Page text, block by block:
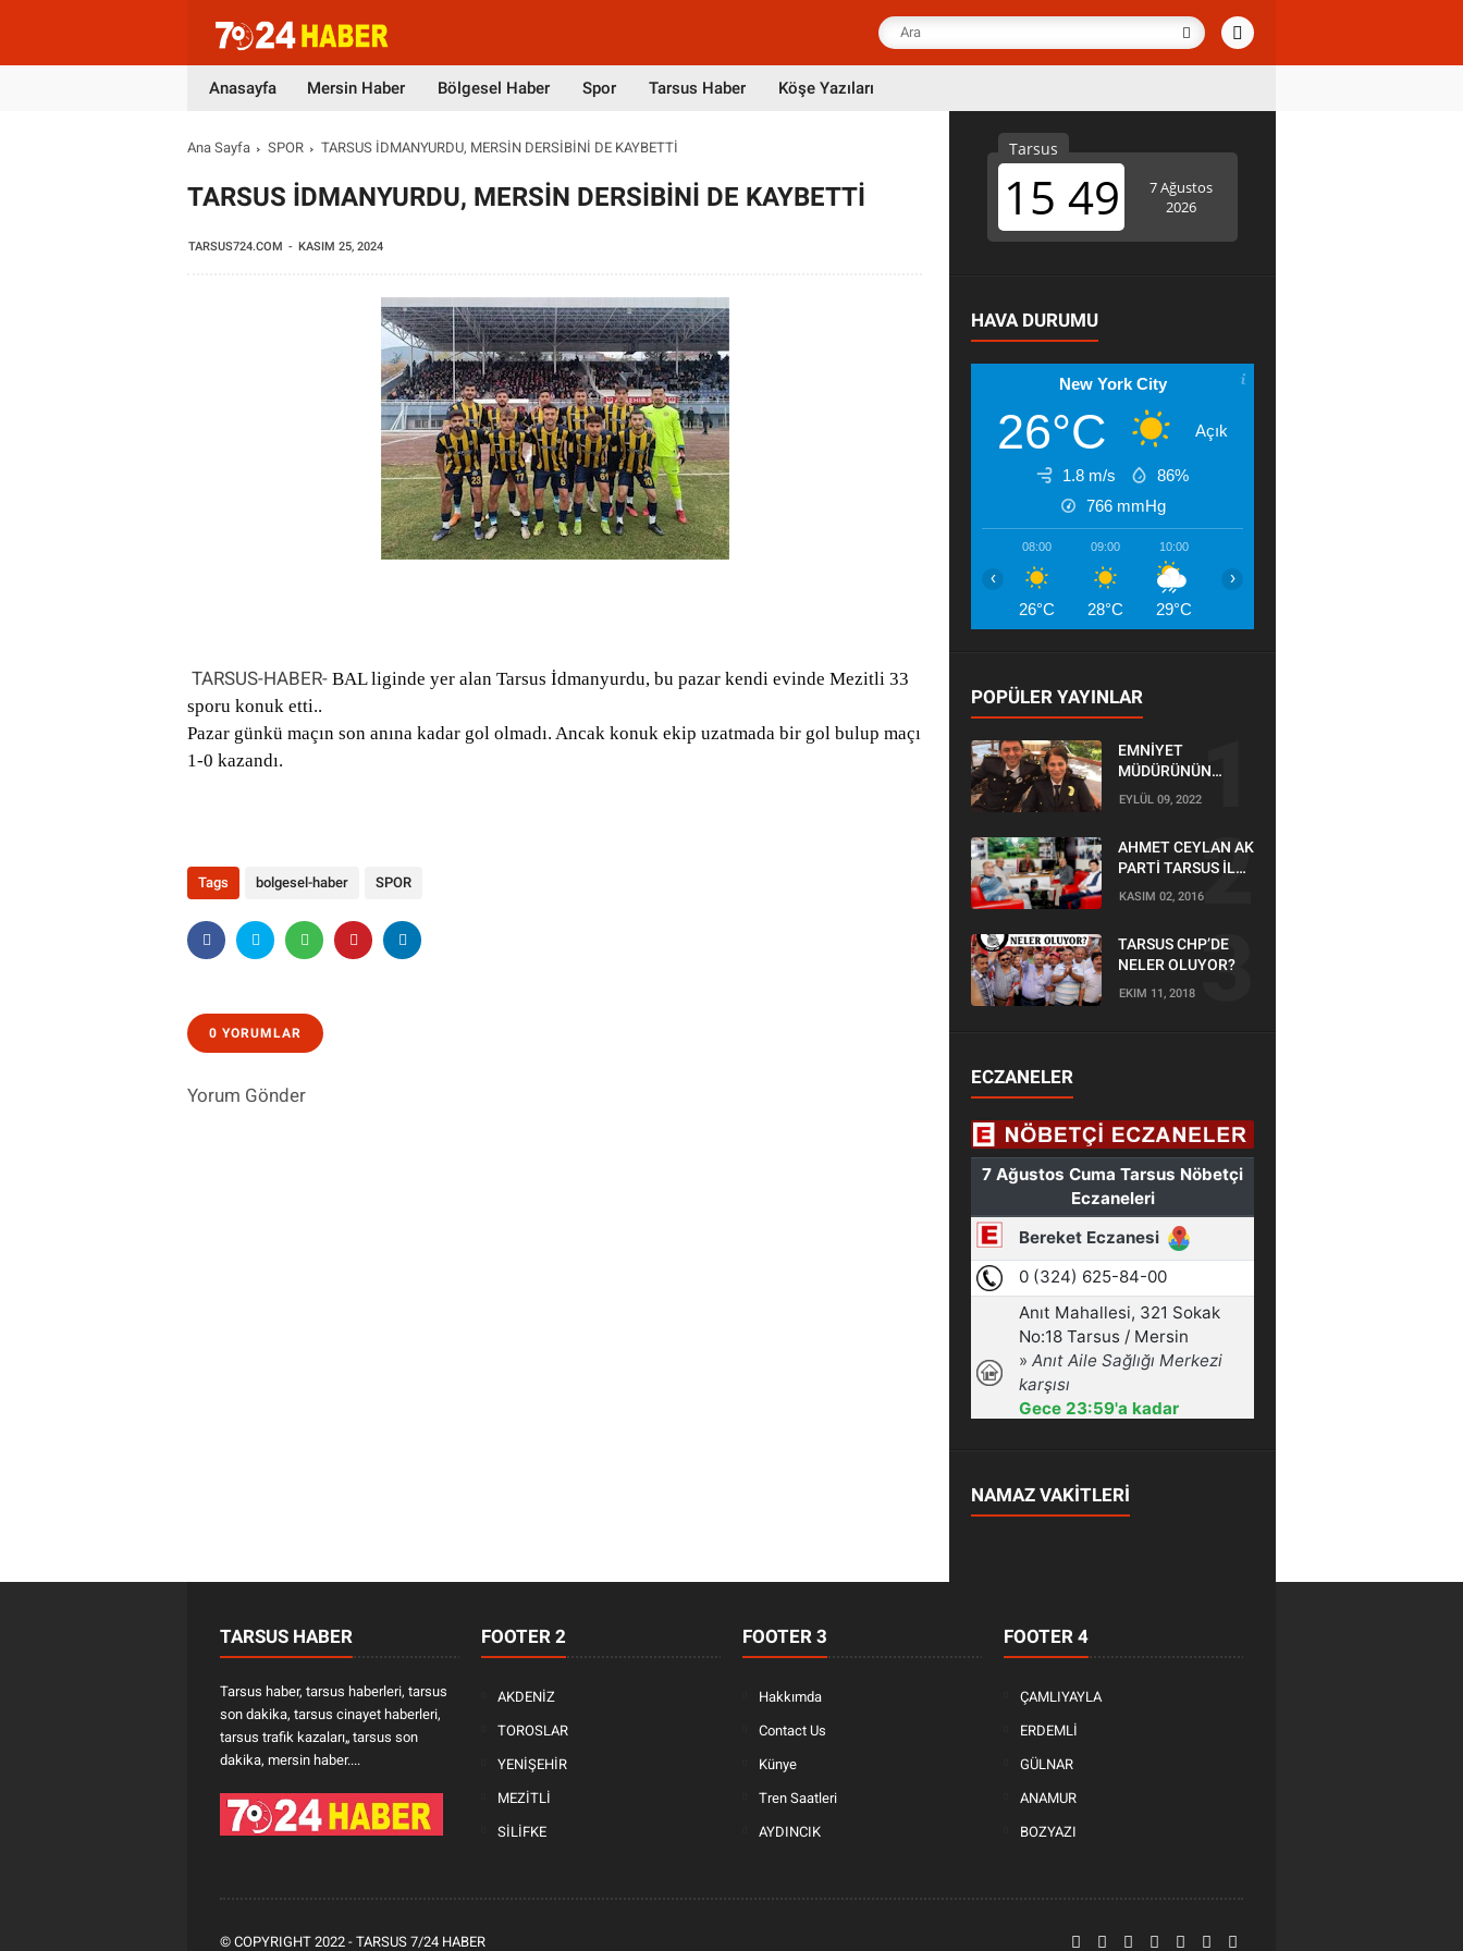
Anasayfa Mersin Haber Bölgesel Haber Spor Tarsus Haber Köşe Yazıları
Ana Sayfa SPOR TARSUS İDMANYURDU, MERSİN DERSİBİNİ DE KAYBETTİ
TARSUS İDMANYURDU, MERSİN DERSİBİNİ DE KAYBETTİ
TARSUS724.COM KASIM 25, 2024
TARSUS-HABER- BAL liginde yer alan Tarsus İdmanyurdu, bu pazar kendi evinde Mezitli 33
sporu konuk etti..
Pazar günkü maçın son anına kadar gol olmadı. Ancak konuk ekip uzatmada bir gol bulup maçı
1-0 kazandı.
Tags bolgesel-haber SPOR
0 YORUMLAR
Yorum Gönder
HAVA DURUMU
New York City
26°C Açık
1.8 m/s
86%
766 mmHg
08:00
26°C
09:00
28°C
10:00
29°C
‹ ›
POPÜLER YAYINLAR
EMNİYET
MÜDÜRÜNÜN
OĞLU KAZADA
EYLÜL 09, 2022
AHMET CEYLAN AK
PARTİ TARSUS İLÇE
BAŞKANLIĞI İÇİN
KASIM 02, 2016
TARSUS CHP’DE
NELER OLUYOR?
EKIM 11, 2018
ECZANELER
NAMAZ VAKİTLERİ
TARSUS HABER
Tarsus haber, tarsus haberleri, tarsus
son dakika, tarsus cinayet haberleri,
tarsus trafik kazaları„ tarsus son
dakika, mersin haber....
FOOTER 2
AKDENİZ
TOROSLAR
YENİŞEHİR
MEZİTLİ
SİLİFKE
FOOTER 3
Hakkımda
Contact Us
Künye
Tren Saatleri
AYDINCIK
FOOTER 4
ÇAMLIYAYLA
ERDEMLİ
GÜLNAR
ANAMUR
BOZYAZI
© COPYRIGHT 2022 - TARSUS 7/24 HABER